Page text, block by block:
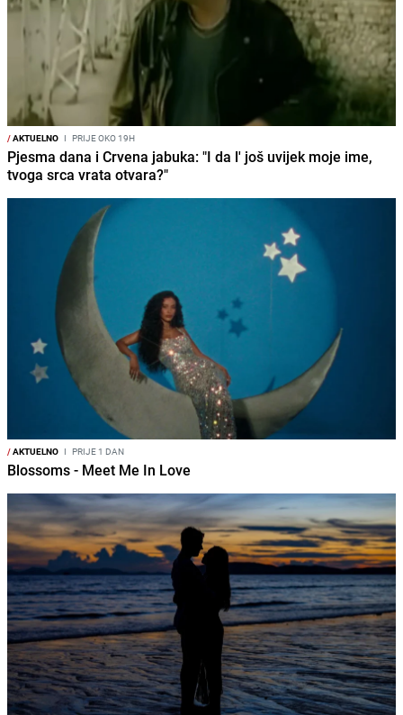
/AKTUELNO I PRIJE OKO 19H
Pjesma dana i Crvena jabuka: "I da l' još uvijek moje ime,
tvoga srca vrata otvara?"
/AKTUELNO I PRIJE 1 DAN
Blossoms - Meet Me In Love